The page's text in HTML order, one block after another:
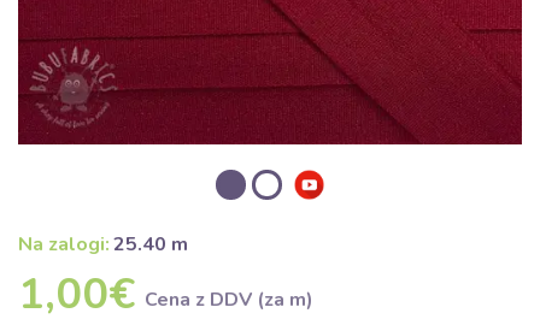
Na zalogi:25.40 m
1,00€ Cena z DDV (za m)